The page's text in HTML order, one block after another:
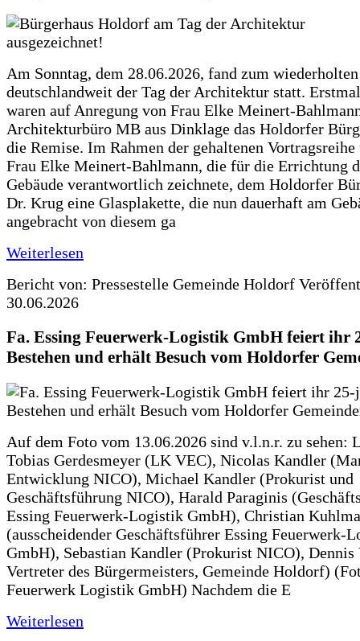
Am Sonntag, dem 28.06.2026, fand zum
deutschlandweit der Tag der Architektur statt.
waren auf Anregung von Frau Elke Meinert-
Architekturbüro MB aus Dinklage das Holdorfer
die Remise. Im Rahmen der gehaltenen
Frau Elke Meinert-Bahlmann, die für die Errichtung
Gebäude verantwortlich zeichnete, dem Holdorfer
Dr. Krug eine Glasplakette, die nun dauerhaft am
angebracht von diesem ga
Weiterlesen
Bericht von: Pressestelle Gemeinde Holdorf
30.06.2026
Fa. Essing Feuerwerk-Logistik GmbH feiert ihr
Bestehen und erhält Besuch vom Holdorfer
Auf dem Foto vom 13.06.2026 sind v.l.n.r. zu sehen:
Tobias Gerdesmeyer (LK VEC), Nicolas Kandler
Entwicklung NICO), Michael Kandler (Prokurist und
Geschäftsführung NICO), Harald Paraginis
Essing Feuerwerk-Logistik GmbH), Christian
(ausscheidender Geschäftsführer Essing Feuerwerk-
GmbH), Sebastian Kandler (Prokurist NICO),
Vertreter des Bürgermeisters, Gemeinde Holdorf)
Feuerwerk Logistik GmbH) Nachdem die E
Weiterlesen